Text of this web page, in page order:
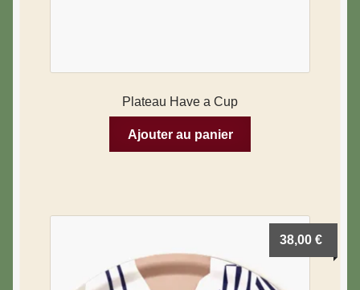
Plateau Have a Cup
Ajouter au panier
38,00€